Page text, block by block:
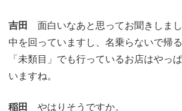
吉田 面白いなあと思ってお聞きしま
中を回っていますし、名乗らないで帰
「未類目」でも行っているお店はやっ
いますね。
稲田 やはりそうですか。